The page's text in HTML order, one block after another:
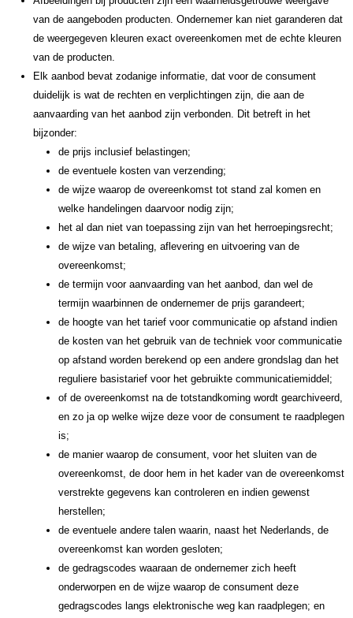
van de aangeboden producten. Ondernemer kan niet garanderen dat
de weergegeven kleuren exact overeenkomen met de echte kleuren
van de producten.
Elk aanbod bevat zodanige informatie, dat voor de consument
duidelijk is wat de rechten en verplichtingen zijn, die aan de
aanvaarding van het aanbod zijn verbonden. Dit betreft in het
bijzonder:
de prijs inclusief belastingen;
de eventuele kosten van verzending;
de wijze waarop de overeenkomst tot stand zal komen en
welke handelingen daarvoor nodig zijn;
het al dan niet van toepassing zijn van het herroepingsrecht;
de wijze van betaling, aflevering en uitvoering van de
overeenkomst;
de termijn voor aanvaarding van het aanbod, dan wel de
termijn waarbinnen de ondernemer de prijs garandeert;
de hoogte van het tarief voor communicatie op afstand indien
de kosten van het gebruik van de techniek voor communicatie
op afstand worden berekend op een andere grondslag dan het
reguliere basistarief voor het gebruikte communicatiemiddel;
of de overeenkomst na de totstandkoming wordt gearchiveerd,
en zo ja op welke wijze deze voor de consument te raadplegen
is;
de manier waarop de consument, voor het sluiten van de
overeenkomst, de door hem in het kader van de overeenkomst
verstrekte gegevens kan controleren en indien gewenst
herstellen;
de eventuele andere talen waarin, naast het Nederlands, de
overeenkomst kan worden gesloten;
de gedragscodes waaraan de ondernemer zich heeft
onderworpen en de wijze waarop de consument deze
gedragscodes langs elektronische weg kan raadplegen; en